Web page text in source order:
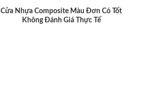
Cửa Nhựa Composite Màu Đơn Có Tốt
Không Đánh Giá Thực Tế